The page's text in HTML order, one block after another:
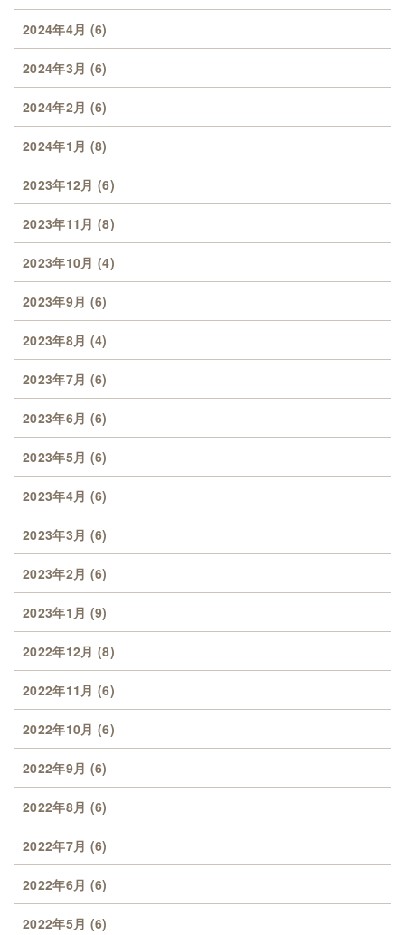
2024年4月 (6)
2024年3月 (6)
2024年2月 (6)
2024年1月 (8)
2023年12月 (6)
2023年11月 (8)
2023年10月 (4)
2023年9月 (6)
2023年8月 (4)
2023年7月 (6)
2023年6月 (6)
2023年5月 (6)
2023年4月 (6)
2023年3月 (6)
2023年2月 (6)
2023年1月 (9)
2022年12月 (8)
2022年11月 (6)
2022年10月 (6)
2022年9月 (6)
2022年8月 (6)
2022年7月 (6)
2022年6月 (6)
2022年5月 (6)